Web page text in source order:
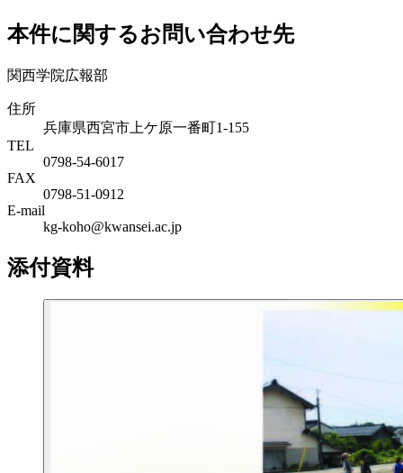
本件に関するお問い合わせ先
関西学院広報部
住所
兵庫県西宮市上ケ原一番町1-155
TEL
0798-54-6017
FAX
0798-51-0912
E-mail
kg-koho@kwansei.ac.jp
添付資料